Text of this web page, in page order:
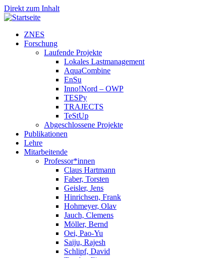
Direkt zum Inhalt
ZNES
Forschung
Laufende Projekte
Lokales Lastmanagement
AquaCombine
EnSu
Inno!Nord – OWP
TESPy
TRAJECTS
TeStUp
Abgeschlossene Projekte
Publikationen
Lehre
Mitarbeitende
Professor*innen
Claus Hartmann
Faber, Torsten
Geisler, Jens
Hinrichsen, Frank
Hohmeyer, Olav
Jauch, Clemens
Möller, Bernd
Oei, Pao-Yu
Saiju, Rajesh
Schlipf, David